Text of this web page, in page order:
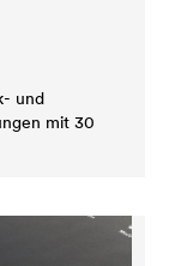
und
mit 30